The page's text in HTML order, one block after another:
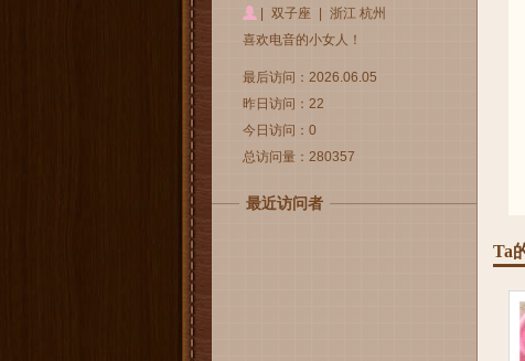
双子座
浙江 杭州
喜欢电音的小女人！
最后访问：2026.06.05
昨日访问：22
今日访问：0
总访问量：280357
最近访问者
Ta